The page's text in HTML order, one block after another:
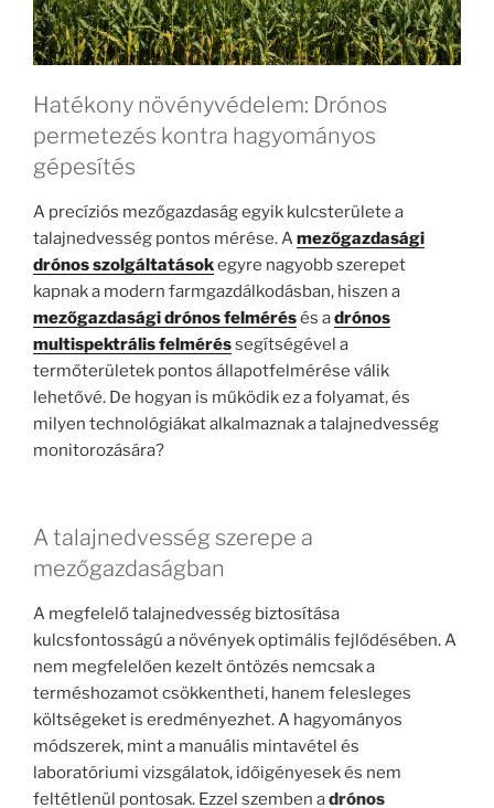
Hatékony növényvédelem: Drónos
permetezés kontra hagyományos
gépesítés
A precíziós mezőgazdaság egyik kulcsterülete a
talajnedvesség pontos mérése. Amezőgazdasági
drónos szolgáltatásokegyre nagyobb szerepet
kapnak a modern farmgazdálkodásban, hiszen a
mezőgazdasági drónos felmérésés adrónos
multispektrális felméréssegítségével a
termőterületek pontos állapotfelmérése válik
lehetővé. De hogyan is működik ez a folyamat, és
milyen technológiákat alkalmaznak a talajnedvesség
monitorozására?
A talajnedvesség szerepe a
mezőgazdaságban
A megfelelő talajnedvesség biztosítása
kulcsfontosságú a növények optimális fejlődésében. A
nem megfelelően kezelt öntözés nemcsak a
terméshozamot csökkentheti, hanem felesleges
költségeket is eredményezhet. A hagyományos
módszerek, mint a manuális mintavétel és
laboratóriumi vizsgálatok, időigényesek és nem
feltétlenül pontosak. Ezzel szemben adrónos